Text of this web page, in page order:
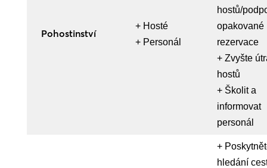
Pohostinství
+ Hosté
+ Personál
hostů/
opakované
rezervace
+ Zvyšte
hostů
+ Školit a
informovat
personál
+
hledání